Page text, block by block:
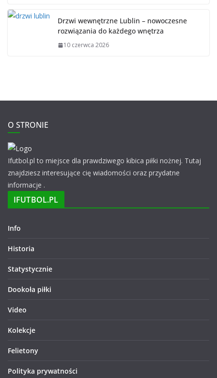
Drzwi wewnętrzne Lublin – nowoczesne
rozwiązania do każdego wnętrza
10 czerwca 2026
O STRONIE
Ifutbol.pl to miejsce dla prawdziwego kibica piłki nożnej. Tutaj
znajdziesz interesujące cię wiadomości oraz przydatne
informacje .
IFUTBOL.PL
Info
Historia
Statystycznie
Dookoła piłki
Video
Kolekcje
Felietony
Polityka prywatności